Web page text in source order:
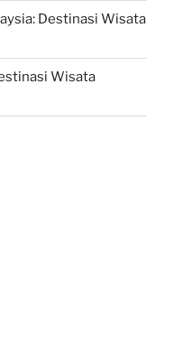
Destinasi Wisata
Wisata